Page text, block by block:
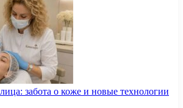
забота о коже и новые технологии